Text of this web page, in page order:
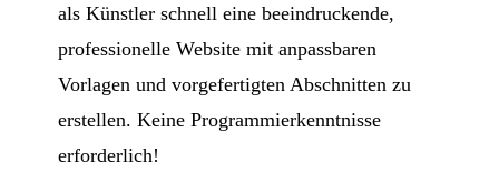
als Künstler schnell eine beeindruckende,
professionelle Website mit anpassbaren
Vorlagen und vorgefertigten Abschnitten zu
erstellen. Keine Programmierkenntnisse
erforderlich!